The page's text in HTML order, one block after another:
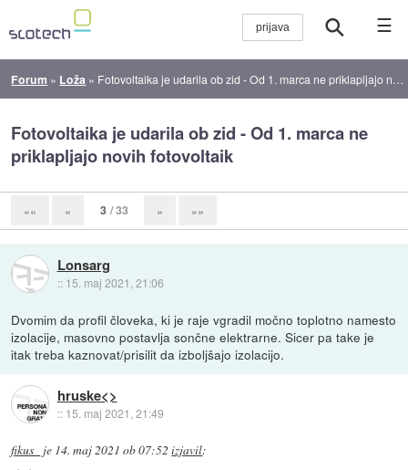
☰
Forum » Loža » Fotovoltaika je udarila ob zid - Od 1. marca ne priklapljajo novih fotovoltaik
Fotovoltaika je udarila ob zid - Od 1. marca ne
priklapljajo novih fotovoltaik
«« « 3 / 33 » »»
Lonsarg
:: 15. maj 2021, 21:06
Dvomim da profil človeka, ki je raje vgradil močno toplotno namesto
izolacije, masovno postavlja sončne elektrarne. Sicer pa take je
itak treba kaznovat/prisilit da izboljšajo izolacijo.
hruske<>
:: 15. maj 2021, 21:49
fikus_ je 14. maj 2021 ob 07:52 izjavil: